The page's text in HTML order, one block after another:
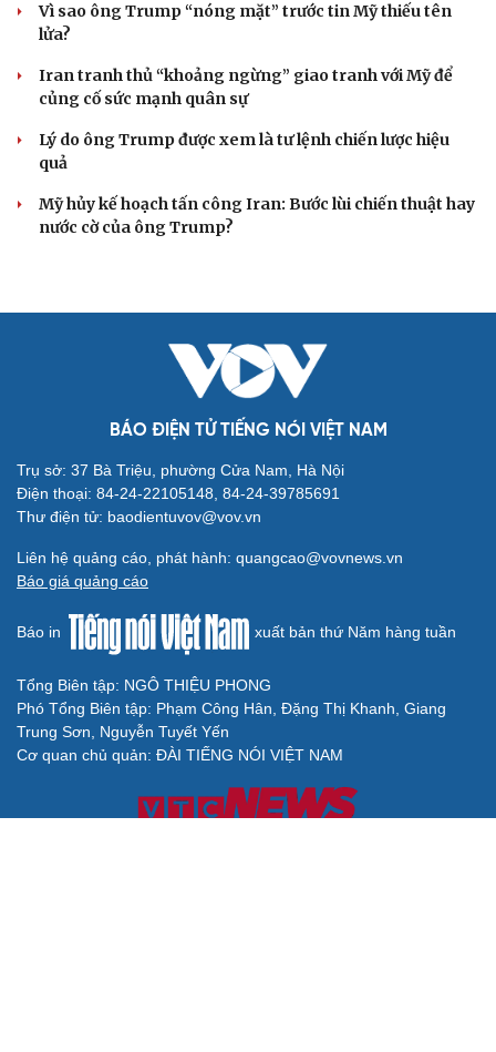
Vì sao ông Trump “nóng mặt” trước tin Mỹ thiếu tên
lửa?
Iran tranh thủ “khoảng ngừng” giao tranh với Mỹ để
củng cố sức mạnh quân sự
Lý do ông Trump được xem là tư lệnh chiến lược hiệu
quả
Mỹ hủy kế hoạch tấn công Iran: Bước lùi chiến thuật hay
nước cờ của ông Trump?
BÁO ĐIỆN TỬ TIẾNG NÓI VIỆT NAM
Trụ sở: 37 Bà Triệu, phường Cửa Nam, Hà Nội
Điện thoại: 84-24-22105148, 84-24-39785691
Thư điện tử: baodientuvov@vov.vn
Liên hệ quảng cáo, phát hành: quangcao@vovnews.vn
Báo giá quảng cáo
Báo in xuất bản thứ Năm hàng tuần
Tổng Biên tập: NGÔ THIỆU PHONG
Phó Tổng Biên tập: Phạm Công Hân, Đặng Thị Khanh, Giang
Trung Sơn, Nguyễn Tuyết Yến
Cơ quan chủ quản: ĐÀI TIẾNG NÓI VIỆT NAM